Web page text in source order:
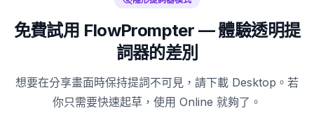
免費試用 FlowPrompter — 體驗透明提
詞器的差別
想要在分享畫面時保持提詞不可見，請下載 Desktop。若
你只需要快速起草，使用 Online 就夠了。